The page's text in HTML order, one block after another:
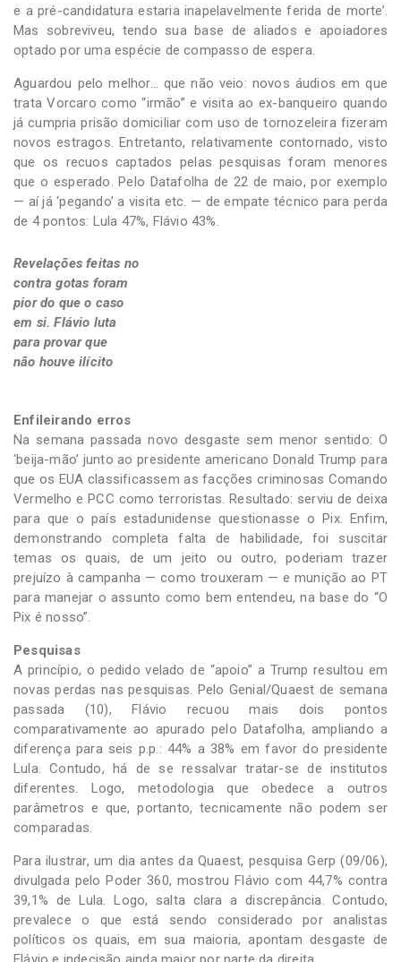
e a pré-candidatura estaria inapelavelmente ferida de morte’.
Mas sobreviveu, tendo sua base de aliados e apoiadores
optado por uma espécie de compasso de espera.
Aguardou pelo melhor… que não veio: novos áudios em que
trata Vorcaro como “irmão” e visita ao ex-banqueiro quando
já cumpria prisão domiciliar com uso de tornozeleira fizeram
novos estragos. Entretanto, relativamente contornado, visto
que os recuos captados pelas pesquisas foram menores
que o esperado. Pelo Datafolha de 22 de maio, por exemplo
— aí já ‘pegando’ a visita etc. — de empate técnico para perda
de 4 pontos: Lula 47%, Flávio 43%.
Revelações feitas no
contra gotas foram
pior do que o caso
em si. Flávio luta
para provar que
não houve ilícito
Enfileirando erros
Na semana passada novo desgaste sem menor sentido: O
‘beija-mão’ junto ao presidente americano Donald Trump para
que os EUA classificassem as facções criminosas Comando
Vermelho e PCC como terroristas. Resultado: serviu de deixa
para que o país estadunidense questionasse o Pix. Enfim,
demonstrando completa falta de habilidade, foi suscitar
temas os quais, de um jeito ou outro, poderiam trazer
prejuízo à campanha — como trouxeram — e munição ao PT
para manejar o assunto como bem entendeu, na base do “O
Pix é nosso”.
Pesquisas
A princípio, o pedido velado de “apoio” a Trump resultou em
novas perdas nas pesquisas. Pelo Genial/Quaest de semana
passada (10), Flávio recuou mais dois pontos
comparativamente ao apurado pelo Datafolha, ampliando a
diferença para seis p.p.: 44% a 38% em favor do presidente
Lula. Contudo, há de se ressalvar tratar-se de institutos
diferentes. Logo, metodologia que obedece a outros
parâmetros e que, portanto, tecnicamente não podem ser
comparadas.
Para ilustrar, um dia antes da Quaest, pesquisa Gerp (09/06),
divulgada pelo Poder 360, mostrou Flávio com 44,7% contra
39,1% de Lula. Logo, salta clara a discrepância. Contudo,
prevalece o que está sendo considerado por analistas
políticos os quais, em sua maioria, apontam desgaste de